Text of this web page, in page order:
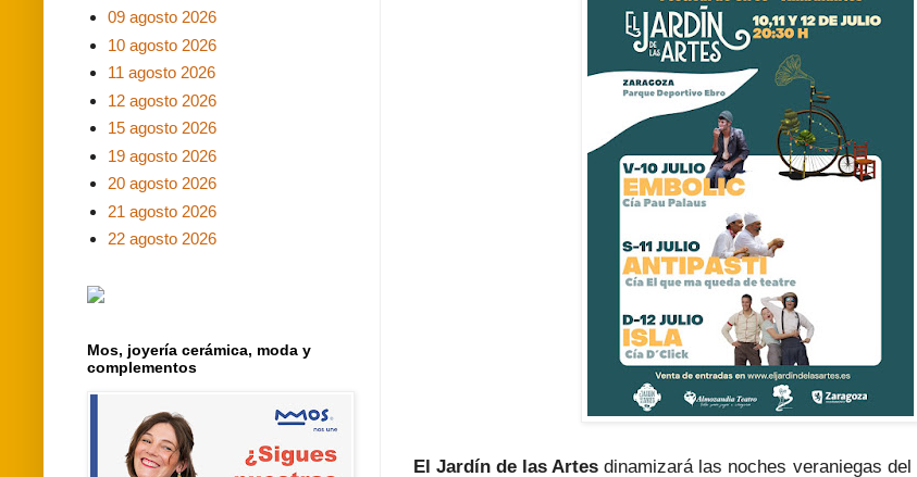
El Jardín de las Artes dinamizará las noches veraniegas del
09 agosto 2026
10 agosto 2026
11 agosto 2026
12 agosto 2026
15 agosto 2026
19 agosto 2026
20 agosto 2026
21 agosto 2026
22 agosto 2026
Mos, joyería cerámica, moda y
complementos